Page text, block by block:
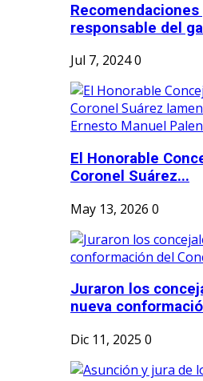
responsable del
Jul 7, 20240
El Honorable
Coronel Suárez...
May 13, 2026 0
Juraron los
nueva
Dic 11, 2025 0